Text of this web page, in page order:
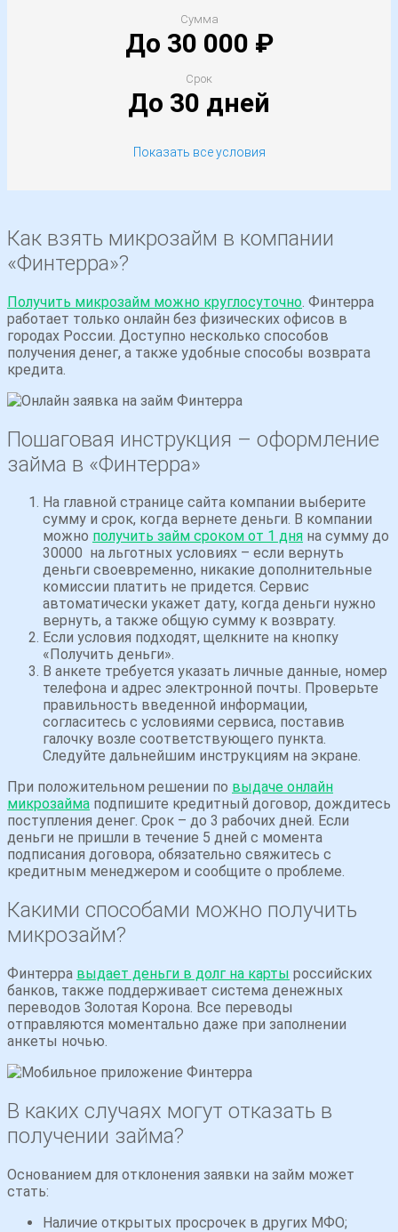
Сумма
До 30 000 ₽
Срок
До 30 дней
Показать все условия
Адрес
г. Новосибирск, ул. Октябрьская магистраль, д. 3,
оф. 903
Телефон
8 (800) 301-43-44
info@финтерра.рф
ООО МКК «Финтерра»
Как взять микрозайм в компании
«Финтерра»?
Получить микрозайм можно круглосуточно . Финтерра
работает только онлайн без физических офисов в
городах России. Доступно несколько способов
получения денег, а также удобные способы возврата
кредита.
Пошаговая инструкция – оформление
займа в «Финтерра»
На главной странице сайта компании выберите
сумму и срок, когда вернете деньги. В компании
можно получить займ сроком от 1 дня на сумму до
30000 на льготных условиях – если вернуть
деньги своевременно, никакие дополнительные
комиссии платить не придется. Сервис
автоматически укажет дату, когда деньги нужно
вернуть, а также общую сумму к возврату.
Если условия подходят, щелкните на кнопку
«Получить деньги».
В анкете требуется указать личные данные, номер
телефона и адрес электронной почты. Проверьте
правильность введенной информации,
согласитесь с условиями сервиса, поставив
галочку возле соответствующего пункта.
Следуйте дальнейшим инструкциям на экране.
При положительном решении по выдаче онлайн
микрозайма подпишите кредитный договор, дождитесь
поступления денег. Срок – до 3 рабочих дней. Если
деньги не пришли в течение 5 дней с момента
подписания договора, обязательно свяжитесь с
кредитным менеджером и сообщите о проблеме.
Какими способами можно получить
микрозайм?
Финтерра выдает деньги в долг на карты российских
банков, также поддерживает система денежных
переводов Золотая Корона. Все переводы
отправляются моментально даже при заполнении
анкеты ночью.
В каких случаях могут отказать в
получении займа?
Основанием для отклонения заявки на займ может
стать:
Наличие открытых просрочек в других МФО;